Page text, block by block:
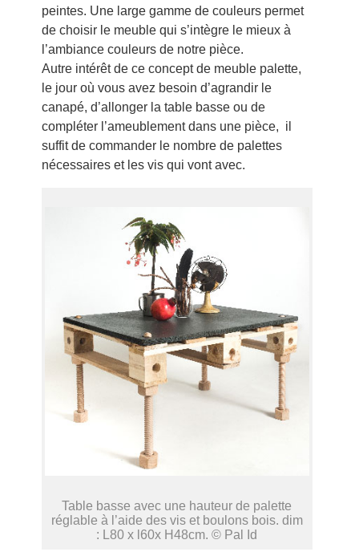
peintes. Une large gamme de couleurs permet
de choisir le meuble qui s’intègre le mieux à
l’ambiance couleurs de notre pièce.
Autre intérêt de ce concept de meuble palette,
le jour où vous avez besoin d’agrandir le
canapé, d’allonger la table basse ou de
compléter l’ameublement dans une pièce, il
suffit de commander le nombre de palettes
nécessaires et les vis qui vont avec.
Table basse avec une hauteur de palette
réglable à l’aide des vis et boulons bois. dim
: L80 x l60x H48cm. © Pal Id